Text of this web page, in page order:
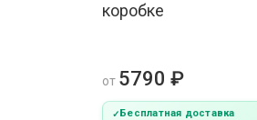
коробке
от 5790 ₽
Бесплатная доставка